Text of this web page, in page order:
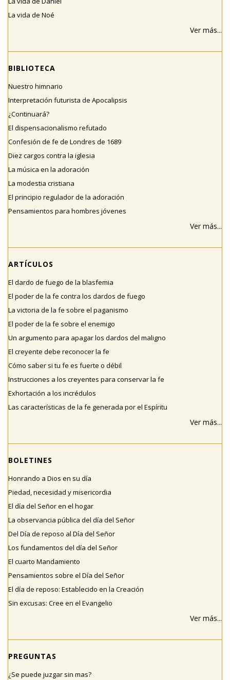
La vida de Noé
Ver más...
BIBLIOTECA
Nuestro himnario
Interpretación futurista de Apocalipsis
¿Continuará?
El dispensacionalismo refutado
Confesión de fe de Londres de 1689
Diez cargos contra la iglesia
La música en la adoración
La modestia cristiana
El principio regulador de la adoración
Pensamientos para hombres jóvenes
Ver más...
ARTÍCULOS
El dardo de fuego de la blasfemia
El poder de la fe contra los dardos de fuego
La victoria de la fe sobre el paganismo
El poder de la fe sobre el enemigo
Un argumento para apagar los dardos del maligno
El creyente debe reconocer la fe
Cómo saber si tu fe es fuerte o débil
Instrucciones a los creyentes para conservar la fe
Exhortación a los incrédulos
Las características de la fe generada por el Espíritu
Ver más...
BOLETINES
Honrando a Dios en su día
Piedad, necesidad y misericordia
El día del Señor en el hogar
La observancia pública del día del Señor
Del Día de reposo al Día del Señor
Los fundamentos del día del Señor
El cuarto Mandamiento
Pensamientos sobre el Día del Señor
El día de reposo: Establecido en la Creación
Sin excusas: Cree en el Evangelio
Ver más...
PREGUNTAS
¿Se puede juzgar sin mas?